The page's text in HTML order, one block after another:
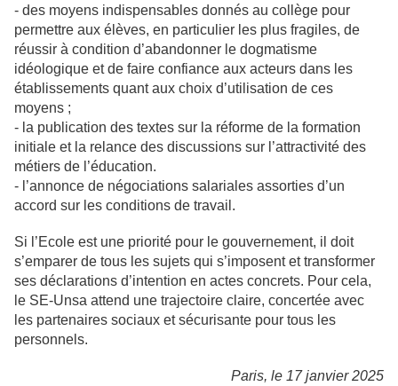
- des moyens indispensables donnés au collège pour
permettre aux élèves, en particulier les plus fragiles, de
réussir à condition d’abandonner le dogmatisme
idéologique et de faire confiance aux acteurs dans les
établissements quant aux choix d’utilisation de ces
moyens ;
- la publication des textes sur la réforme de la formation
initiale et la relance des discussions sur l’attractivité des
métiers de l’éducation.
- l’annonce de négociations salariales assorties d’un
accord sur les conditions de travail.
Si l’Ecole est une priorité pour le gouvernement, il doit
s’emparer de tous les sujets qui s’imposent et transformer
ses déclarations d’intention en actes concrets. Pour cela,
le SE-Unsa attend une trajectoire claire, concertée avec
les partenaires sociaux et sécurisante pour tous les
personnels.
Paris, le 17 janvier 2025